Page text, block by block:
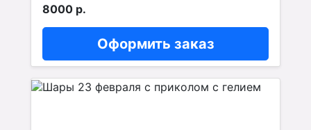
8000 р.
Оформить заказ